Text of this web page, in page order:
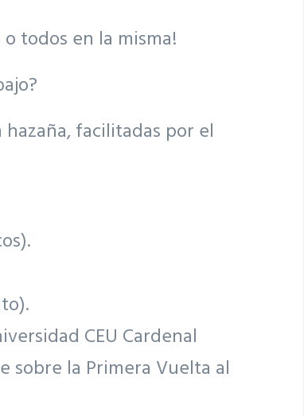
todos en la misma!
facilitadas por el
CEU Cardenal
la Primera Vuelta al